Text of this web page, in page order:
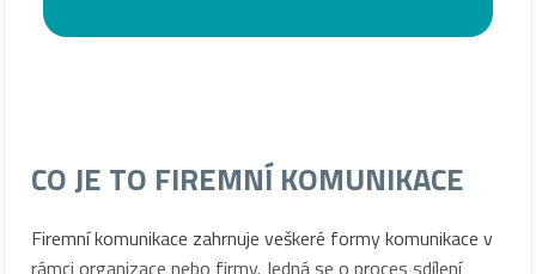
CO JE TO FIREMNÍ KOMUNIKACE
Firemní komunikace zahrnuje veškeré formy komunikace v
rámci organizace nebo firmy. Jedná se o proces sdílení